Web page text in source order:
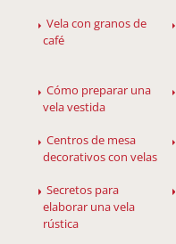
Vela con granos de
café
Cómo preparar una
vela vestida
Centros de mesa
decorativos con velas
Secretos para
elaborar una vela
rústica